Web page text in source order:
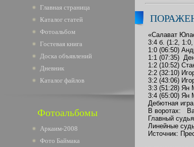
Главная страница
Каталог статей
Фотоальбом
Гостевая книга
Доска объявлений
Дневник
Каталог файлов
Фотоальбомы
Аркаим-2008
Фото Баймака
«Салават
3:4 б. (1:2,
1:0 (06:50)
1:1 (07:35)
1:2 (10:52)
2:2 (32:10)
3:2 (43:06)
3:3 (51:28) Ян
3:4 (65:00) Ян
Дебютная
В воротах:
Главный
Линейные
Источник: